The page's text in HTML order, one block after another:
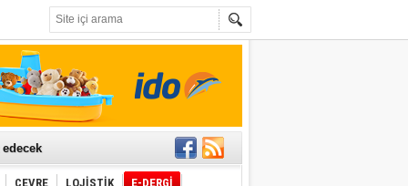
ÇEVRE LOJİSTİK E-DERGİ